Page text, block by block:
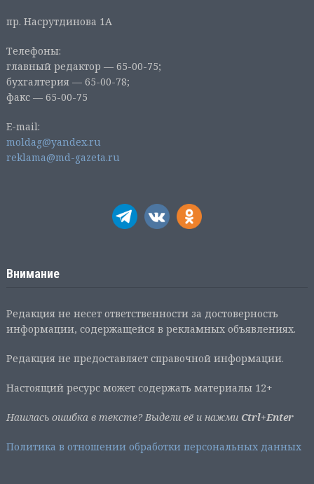
пр. Насрутдинова 1А
Телефоны:
главный редактор — 65-00-75;
бухгалтерия — 65-00-78;
факс — 65-00-75
E-mail:
moldag@yandex.ru
reklama@md-gazeta.ru
Внимание
Редакция не несет ответственности за достоверность
информации, содержащейся в рекламных объявлениях.
Редакция не предоставляет справочной информации.
Настоящий ресурс может содержать материалы 12+
Нашлась ошибка в тексте? Выдели её и нажми Ctrl+Enter
Политика в отношении обработки персональных данных